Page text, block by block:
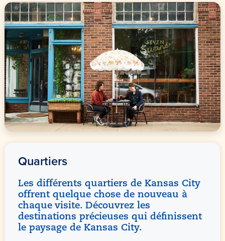
Quartiers
Les différents quartiers de Kansas City
offrent quelque chose de nouveau à
chaque visite. Découvrez les
destinations précieuses qui définissent
le paysage de Kansas City.